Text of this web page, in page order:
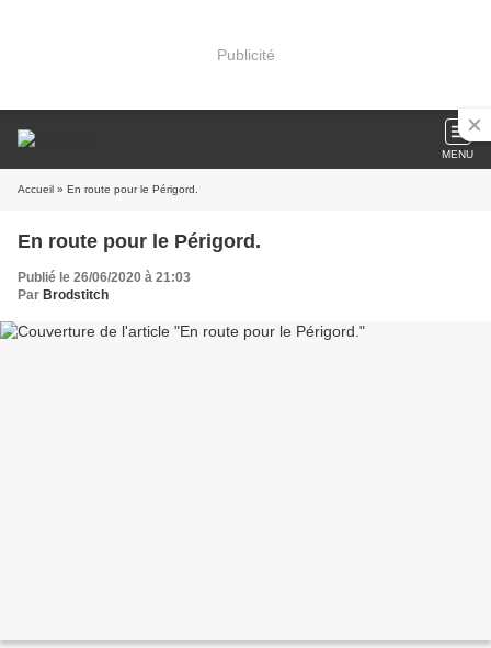
Publicité
MENU
Accueil » En route pour le Périgord.
En route pour le Périgord.
Publié le 26/06/2020 à 21:03
Par Brodstitch